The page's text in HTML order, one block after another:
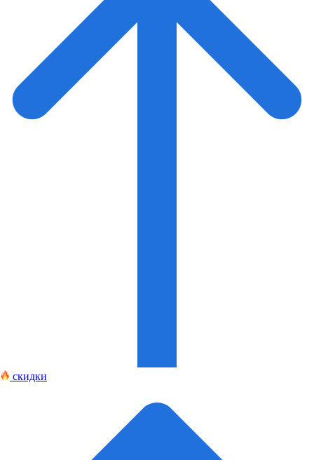
скидки